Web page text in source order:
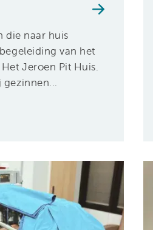
die naar huis
van het
Jeroen Pit Huis.
gezinnen...